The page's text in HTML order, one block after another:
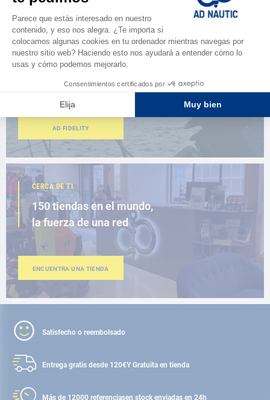
ESPACIO FIDELIDAD
¿Eres apasionado?
Benefíciate de ventajas exclusivas
AD FIDELITY
CERCA DE TI
150 tiendas en el mundo,
la fuerza de una red
ENCUENTRA UNA TIENDA
Satisfecho o reembolsado
Entrega gratis desde 120€Y Gratuita en tienda
Más de 12000 referenciasen stock enviadas en 24h